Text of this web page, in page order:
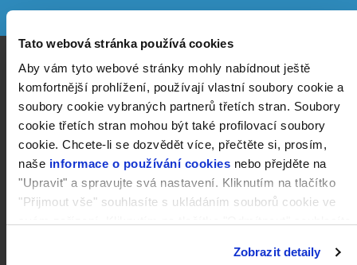
Tato webová stránka používá cookies
Aby vám tyto webové stránky mohly nabídnout ještě
komfortnější prohlížení, používají vlastní soubory cookie a
soubory cookie vybraných partnerů třetích stran. Soubory
cookie třetích stran mohou být také profilovací soubory
cookie. Chcete-li se dozvědět více, přečtěte si, prosím,
naše informace o používání cookies nebo přejděte na
"Upravit" a spravujte svá nastavení. Kliknutím na tlačítko
"Přijmout vše" souhlasíte s ukládáním souborů cookie ve
Zobrazit detaily
Kompletní cloudové
prostředí pro vývoj vašich
projektů